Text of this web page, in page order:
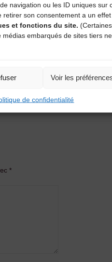
navigation ou les ID uniques sur
son consentement a un effet
et fonctions du site. (Certaines
embarqués de sites tiers ne
Voir les
de confidentialité
*